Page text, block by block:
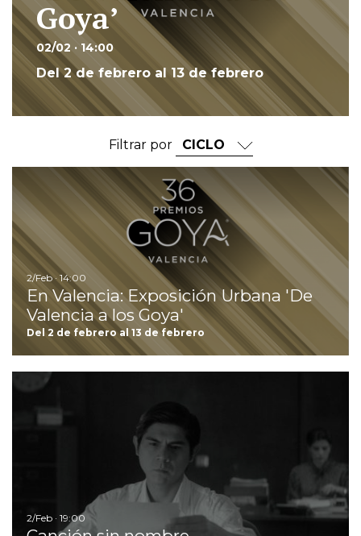
Goya’
02/02 · 14:00
Del 2 de febrero al 13 de febrero
Filtrar por
2/Feb · 14:00
En Valencia: Exposición Urbana 'De
Valencia a los Goya'
Del 2 de febrero al 13 de febrero
2/Feb · 19:00